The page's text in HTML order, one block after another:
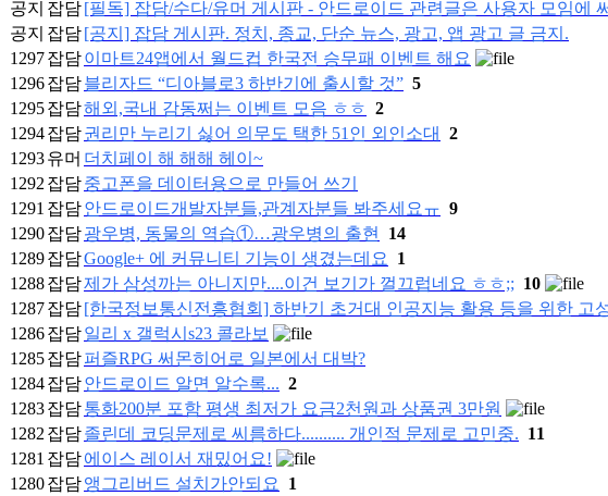
공지 잡담[필독] 잡담/수다/유머 게시판 - 안드로이드 관련글은 사용자 모임에
공지 잡담[공지] 잡담 게시판. 정치, 종교, 단순 뉴스, 광고, 앱 광고 글 금지.
1297잡담이마트24앱에서 월드컵 한국전 승무패 이벤트 해요
1296잡담블리자드 “디아블로3 하반기에 출시할 것” 5
1295잡담해외,국내 감동쩌는 이벤트 모음 ㅎㅎ 2
1294잡담권리만 누리기 싫어 의무도 택한 51인 외인소대 2
1293유머 더치페이 해 해해 헤이~
1292 잡담중고폰을 데이터용으로 만들어 쓰기
1291 잡담안드로이드개발자분들,관계자분들 봐주세요ㅠ 9
1290잡담광우병, 동물의 역습①…광우병의 출현 14
1289잡담Google+ 에 커뮤니티 기능이 생겼는데요 1
1288잡담제가 삼성까는 아니지만....이건 보기가 껄끄럽네요 ㅎㅎ;; 10
1287잡담[한국정보통신전흥협회] 하반기 초거대 인공지능 활용 등을 위한 고
1286잡담일리 x 갤럭시s23 콜라보
1285잡담퍼즐RPG 써몬히어로 일본에서 대박?
1284잡담안드로이드 알면 알수록... 2
1283잡담통화200분 포함 평생 최저가 요금2천원과 상품권 3만원
1282 잡담졸린데 코딩문제로 씨름하다.......... 개인적 문제로 고민중. 11
1281 잡담에이스 레이서 재밌어요!
1280잡담앵그리버드 설치가안되요 1